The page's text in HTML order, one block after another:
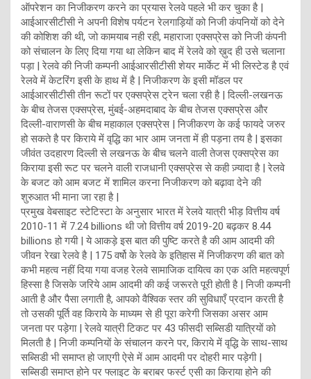
ऑपरेशन का निजीकरण करने का प्रयास रेलवे पहले भी कर चुका है |
आईआरसीटीसी ने अपनी विशेष पर्यटन रेलगाड़ियों को निजी कंपनियों को देने
की कोशिश की थी, जो कामयाब नही रही, महाराजा एक्सप्रेस को निजी कंपनी
को संचालन के लिए दिया गया था लेकिन बाद में रेलवे को ख़ुद ही उसे चलाना
पड़ा | रेलवे की निजी कम्पनी आईआरसीटीसी शेयर मार्केट में भी लिस्टेड है एवं
रेलवे में केटरिंग इसी के हाथ में है | निजीकरण के इसी मॉडल पर
आईआरसीटीसी तीन रूटों पर एक्सप्रेस ट्रेन चला रही है | दिल्ली-लखनऊ
के बीच तेजस एक्सप्रेस, मुंबई-अहमदाबाद के बीच तेजस एक्सप्रेस और
दिल्ली-वाराणसी के बीच महाकाल एक्सप्रेस | निजीकरण के कई फायदे जरुर
हो सकते है पर किराये में वृद्धि का भार आम जनता में ही पड़ना तय है | इसका
जीवंत उदहारण दिल्ली से लखनऊ के बीच चलने वाली तेजस एक्सप्रेस का
किराया इसी रूट पर चलने वाली राजधानी एक्सप्रेस से कही ज़्यादा है | रेलवे
के बजट को आम बजट में शामिल करना निजीकरण को बढ़ावा देने की
शुरुआत भी माना जा रहा है |
प्रमुख वेबसाइट स्टेटिस्टा के अनुसार भारत में रेलवे यात्री भीड़ वित्तीय वर्ष
2010-11 में 7.24 billions थी जो वित्तीय वर्ष 2019-20 बढ़कर 8.44
billions हो गयी | ये आकड़े इस बात की पुष्टि करते है की आम आदमी की
जीवन रेखा रेलवे है | 175 वर्षो के रेलवे के इतिहास में निजीकरण की बात को
कभी महत्व नहीं दिया गया वजह रेलवे सामाजिक दायित्व का एक अति महत्वपूर्ण
हिस्सा है जिसके जरिये आम आदमी की कई जरूरते पूरी होती है | निजी कम्पनी
आती है और पैसा लगाती है, आपको वैश्विक स्तर की सुविधाएँ प्रदान करती है
तो उसकी पूर्ति वह किराये के माध्यम से ही पूरा करेगी जिसका असर आम
जनता पर पड़ेगा | रेलवे यात्री टिकट पर 43 फीसदी सब्सिडी यात्रियों को
मिलती है | निजी कम्पनियों के संचालन करने पर, किराये में वृद्धि के साथ-साथ
सब्सिडी भी समाप्त हो जाएगी ऐसे में आम आदमी पर दोहरी मार पड़ेगी |
सब्सिडी समाप्त होने पर फ्लाइट के बराबर फर्स्ट एसी का किराया होने की